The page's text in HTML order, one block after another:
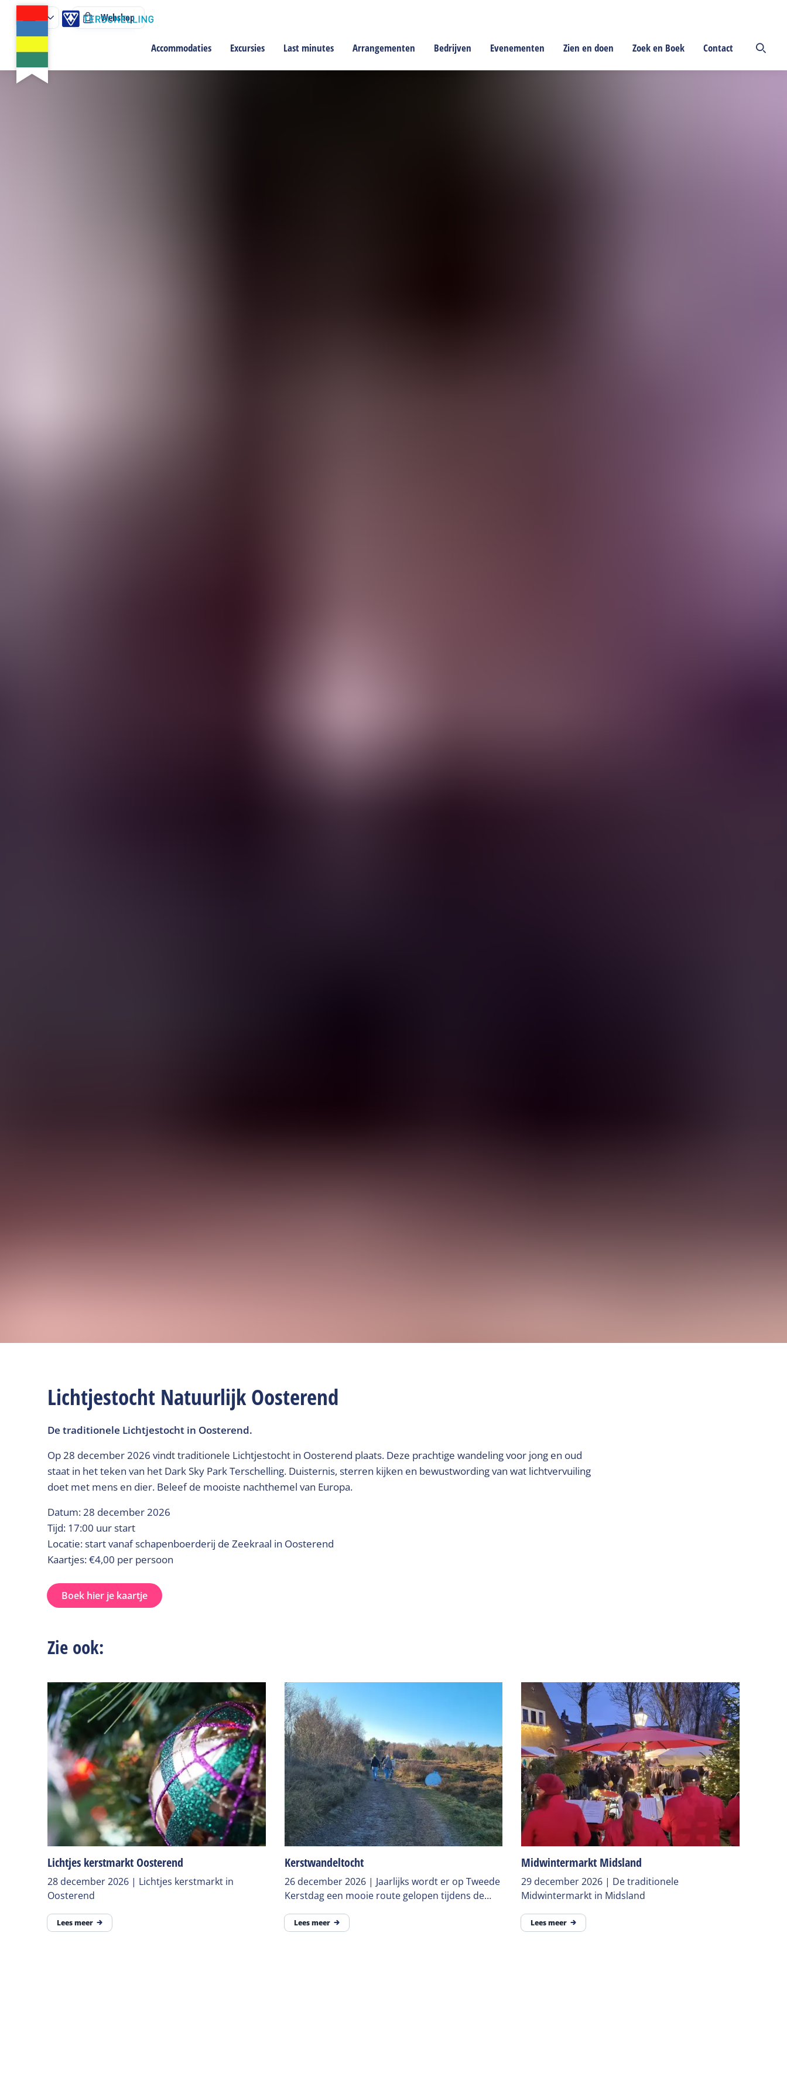
Accommodaties Excursies Last minutes Arrangementen Bedrijven Evenementen Zien en doen Zoek en Boek Contact
Webshop
Lichtjestocht Natuurlijk Oosterend
De traditionele Lichtjestocht in Oosterend.
Op 28 december 2026 vindt traditionele Lichtjestocht in Oosterend plaats. Deze prachtige wandeling voor jong en oud
staat in het teken van het Dark Sky Park Terschelling. Duisternis, sterren kijken en bewustwording van wat lichtvervuiling
doet met mens en dier. Beleef de mooiste nachthemel van Europa.
Datum: 28 december 2026
Tijd: 17:00 uur start
Locatie: start vanaf schapenboerderij de Zeekraal in Oosterend
Kaartjes: €4,00 per persoon
Boek hier je kaartje
Zie ook:
Lichtjes kerstmarkt Oosterend
28 december 2026 | Lichtjes kerstmarkt in
Oosterend
Lees meer
Kerstwandeltocht
26 december 2026 | Jaarlijks wordt er op Tweede
Kerstdag een mooie route gelopen tijdens de
Lees meer
Midwintermarkt Midsland
29 december 2026 | De traditionele
Midwintermarkt in Midsland
Lees meer